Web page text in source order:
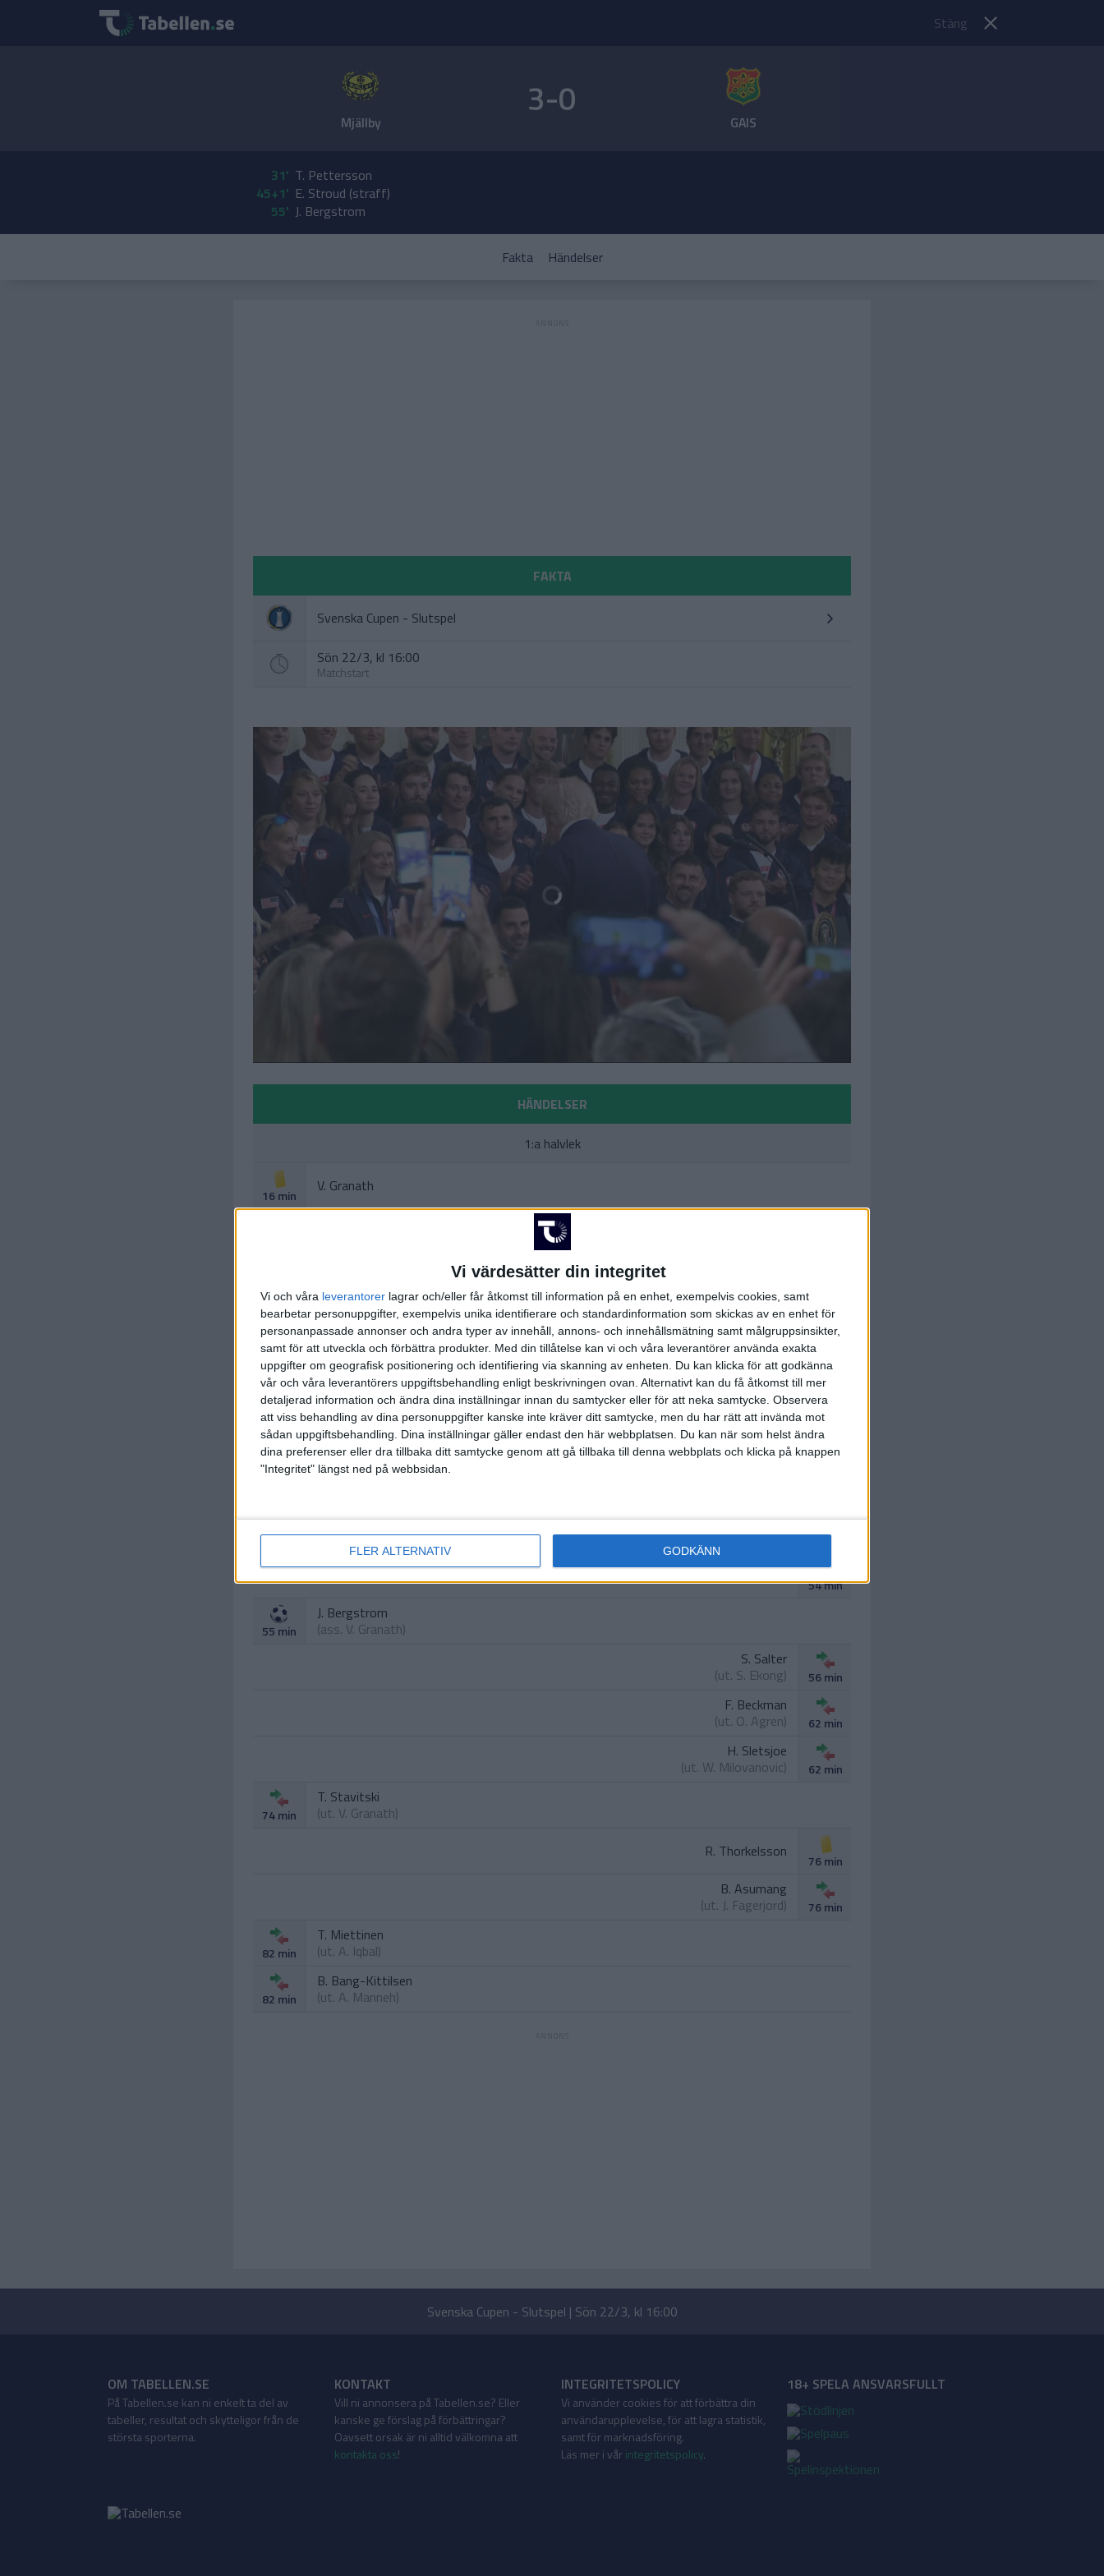
Vi värdesätter din integritet
Vi och våra leverantorer lagrar och/eller får åtkomst till information på en enhet, exempelvis cookies, samt
bearbetar personuppgifter, exempelvis unika identifierare och standardinformation som skickas av en enhet för
personanpassade annonser och andra typer av innehåll, annons- och innehållsmätning samt målgruppsinsikter,
samt för att utveckla och förbättra produkter. Med din tillåtelse kan vi och våra leverantörer använda exakta
uppgifter om geografisk positionering och identifiering via skanning av enheten. Du kan klicka för att godkänna
vår och våra leverantörers uppgiftsbehandling enligt beskrivningen ovan. Alternativt kan du få åtkomst till mer
detaljerad information och ändra dina inställningar innan du samtycker eller för att neka samtycke. Observera
att viss behandling av dina personuppgifter kanske inte kräver ditt samtycke, men du har rätt att invända mot
sådan uppgiftsbehandling. Dina inställningar gäller endast den här webbplatsen. Du kan när som helst ändra
dina preferenser eller dra tillbaka ditt samtycke genom att gå tillbaka till denna webbplats och klicka på knappen
"Integritet" längst ned på webbsidan.
FLER ALTERNATIV GODKÄNN
Stäng
Mjällby 3-0 GAIS
31' T. Pettersson
45+1' E. Stroud (straff)
55' J. Bergstrom
Fakta Händelser
FAKTA
Svenska Cupen - Slutspel
Sön 22/3, kl 16:00
Matchstart
HÄNDELSER
1:a halvlek
16 min
V. Granath
45+1
min
L. Thorell
(ut.J. Kjaer)
45+1
min
E. Stroud
(straff)
2:a halvlek
A. Samuelsen
R. Thorkelsson
(ut.M. Andersson) 46 min
A. Cardaklija
54 min
55 min
J. Bergstrom
(ass. V. Granath)
S. Salter
(ut. S. Ekong) 56 min
F. Beckman
(ut. O. Agren) 62 min
H. Sletsjoe
(ut. W. Milovanovic) 62 min
74 min
T. Stavitski
(ut. V. Granath)
R. Thorkelsson
76 min
B. Asumang
(ut. J. Fagerjord) 76 min
82 min
T. Miettinen
(ut. A. Iqbal)
82 min
B. Bang-Kittilsen
(ut. A. Manneh)
Svenska Cupen - Slutspel | Sön 22/3, kl 16:00
OM TABELLEN.SE
På Tabellen.se kan ni enkelt ta del av
tabeller, resultat och skytteligor från de
största sporterna.
KONTAKT
Vill ni annonsera på Tabellen.se? Eller
kanske ge förslag på förbättringar?
Oavsett orsak är ni alltid välkomna att
kontakta oss!
INTEGRITETSPOLICY
Vi använder cookies för att förbättra din
användarupplevelse, för att lagra statistik,
samt för marknadsföring.
Läs mer i vår integritetspolicy.
18+ SPELA ANSVARSFULLT